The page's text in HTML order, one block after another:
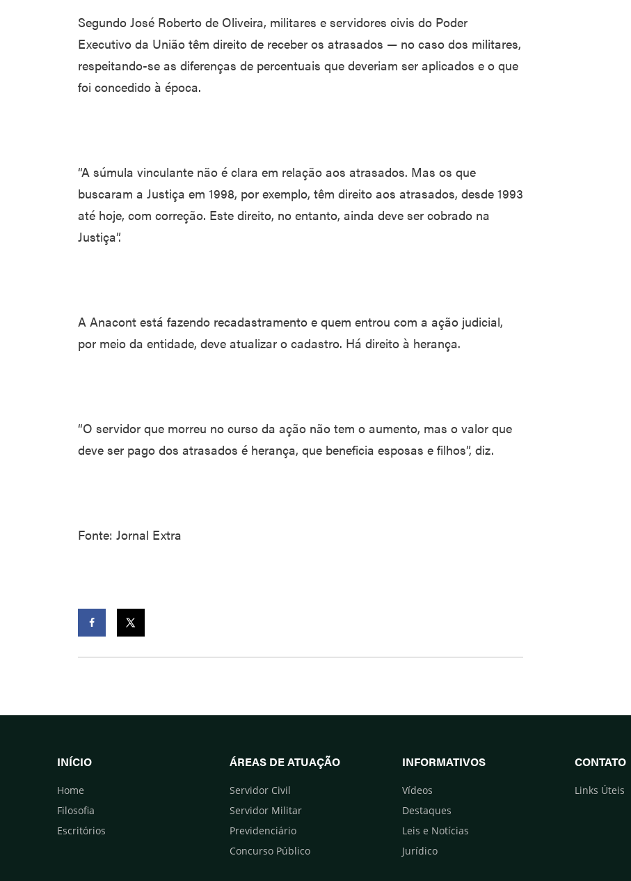
Segundo José Roberto de Oliveira, militares e servidores civis do Poder
Executivo da União têm direito de receber os atrasados — no caso dos militares,
respeitando-se as diferenças de percentuais que deveriam ser aplicados e o que
foi concedido à época.
“A súmula vinculante não é clara em relação aos atrasados. Mas os que
buscaram a Justiça em 1998, por exemplo, têm direito aos atrasados, desde 1993
até hoje, com correção. Este direito, no entanto, ainda deve ser cobrado na
Justiça”.
A Anacont está fazendo recadastramento e quem entrou com a ação judicial,
por meio da entidade, deve atualizar o cadastro. Há direito à herança.
“O servidor que morreu no curso da ação não tem o aumento, mas o valor que
deve ser pago dos atrasados é herança, que beneficia esposas e filhos”, diz.
Fonte: Jornal Extra
INÍCIO
Home
Filosofia
Escritórios
ÁREAS DE ATUAÇÃO
Servidor Civil
Servidor Militar
Previdenciário
Concurso Público
INFORMATIVOS
Vídeos
Destaques
Leis e Notícias
Jurídico
CONTATO
Links Úteis